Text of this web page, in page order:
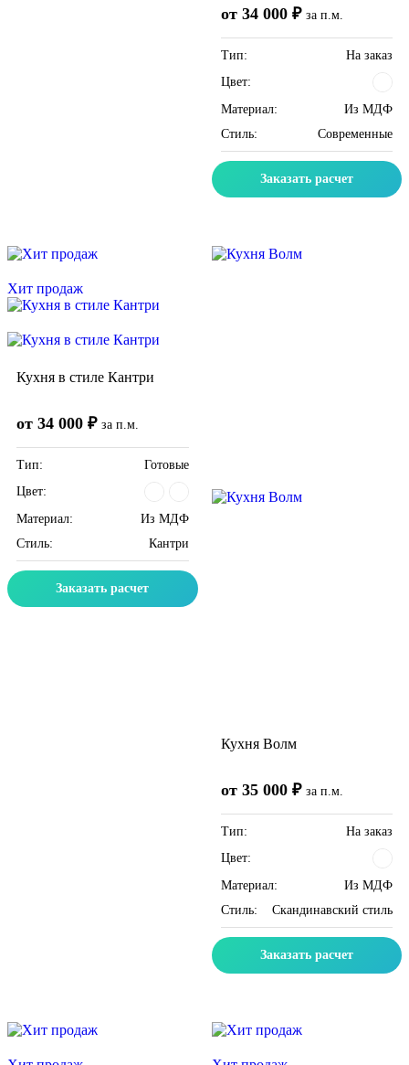
от 34 000 ₽ за п.м.
Тип:
На заказ
Цвет:
Материал:
Из МДФ
Стиль:
Современные
Заказать расчет
Хит продаж
Кухня в стиле Кантри
от 34 000 ₽ за п.м.
Тип:
Готовые
Цвет:
Материал:
Из МДФ
Стиль:
Кантри
Заказать расчет
Кухня Волм
от 35 000 ₽ за п.м.
Тип:
На заказ
Цвет:
Материал:
Из МДФ
Стиль:
Скандинавский стиль
Заказать расчет